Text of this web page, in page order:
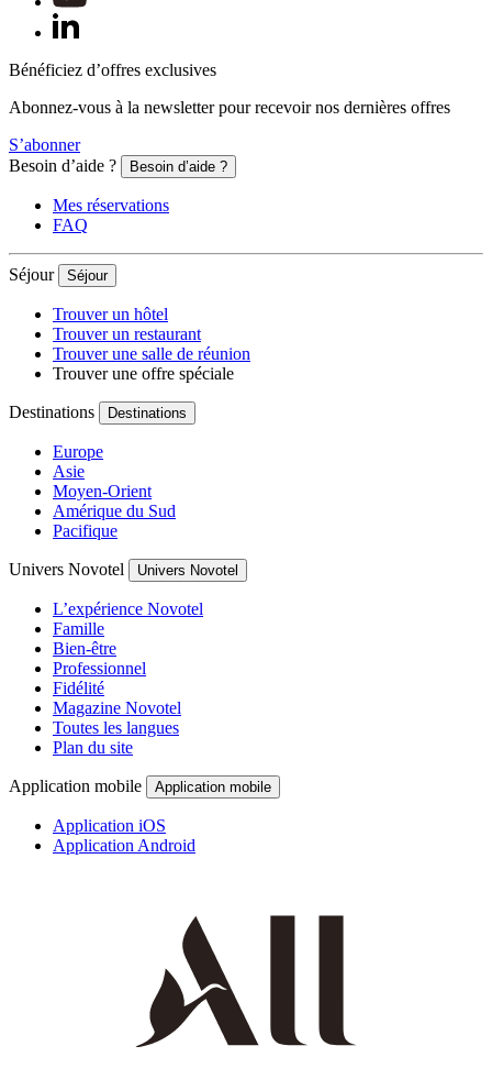
Bénéficiez d’offres exclusives
Abonnez-vous à la newsletter pour recevoir nos dernières offres
S’abonner
Besoin d’aide ?
Besoin d’aide ?
Mes réservations
FAQ
Séjour Séjour
Trouver un hôtel
Trouver un restaurant
Trouver une salle de réunion
Trouver une offre spéciale
Destinations Destinations
Europe
Asie
Moyen-Orient
Amérique du Sud
Pacifique
Univers Novotel Univers Novotel
L’expérience Novotel
Famille
Bien-être
Professionnel
Fidélité
Magazine Novotel
Toutes les langues
Plan du site
Application mobile Application mobile
Application iOS
Application Android